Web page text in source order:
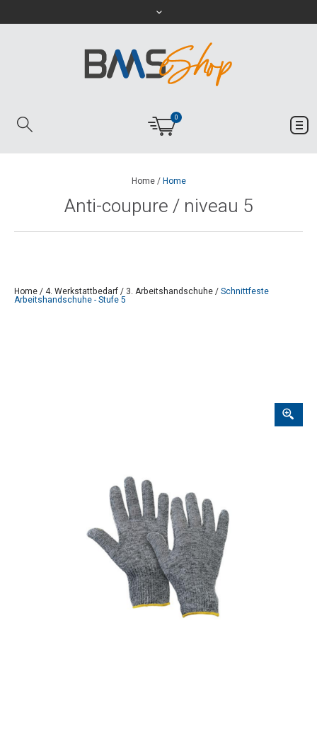
0
Home/Home
Anti-coupure / niveau 5
Home/4. Werkstattbedarf/ 3. Arbeitshandschuhe/Schnittfeste
Arbeitshandschuhe - Stufe 5